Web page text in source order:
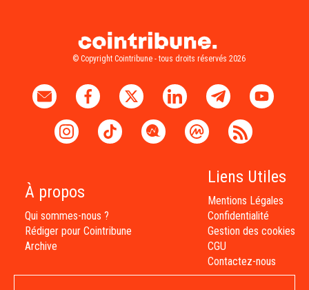
© Copyright Cointribune - tous droits réservés 2026
À propos
Qui sommes-nous ?
Rédiger pour Cointribune
Archive
Liens Utiles
Mentions Légales
Confidentialité
Gestion des cookies
CGU
Contactez-nous